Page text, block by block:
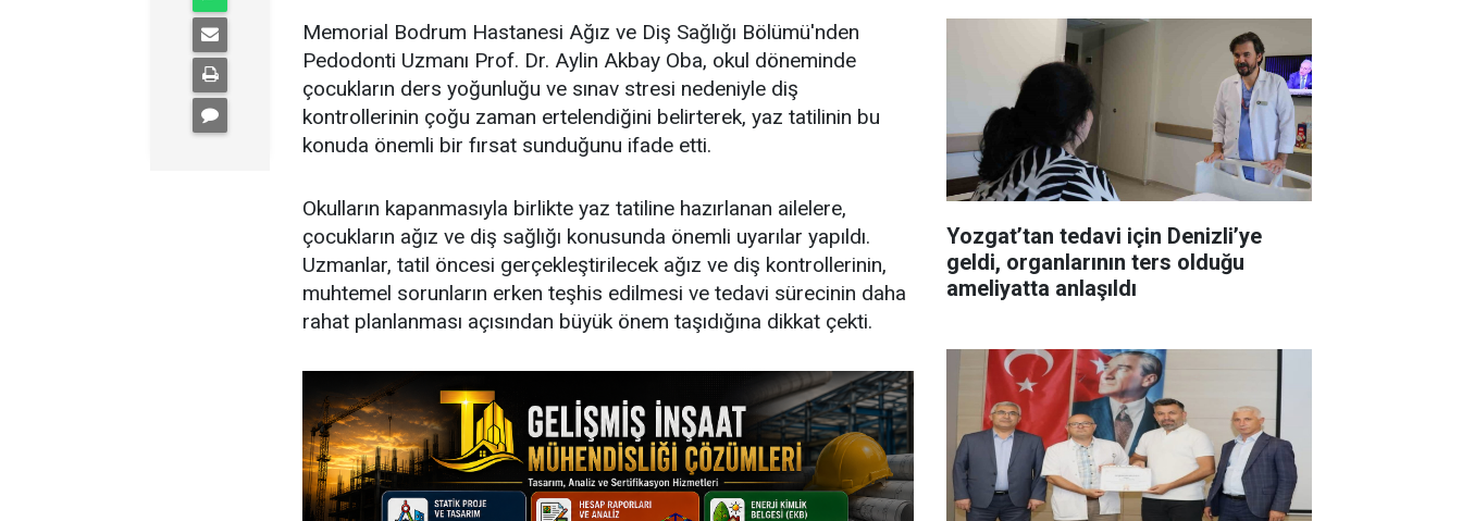
Memorial Bodrum Hastanesi Ağız ve Diş Sağlığı Bölümü'nden
Pedodonti Uzmanı Prof. Dr. Aylin Akbay Oba, okul döneminde
çocukların ders yoğunluğu ve sınav stresi nedeniyle diş
kontrollerinin çoğu zaman ertelendiğini belirterek, yaz tatilinin bu
konuda önemli bir fırsat sunduğunu ifade etti.
Okulların kapanmasıyla birlikte yaz tatiline hazırlanan ailelere,
çocukların ağız ve diş sağlığı konusunda önemli uyarılar yapıldı.
Uzmanlar, tatil öncesi gerçekleştirilecek ağız ve diş kontrollerinin,
muhtemel sorunların erken teşhis edilmesi ve tedavi sürecinin daha
rahat planlanması açısından büyük önem taşıdığına dikkat çekti.
Yozgat’tan tedavi için Denizli’ye
geldi, organlarının ters olduğu
ameliyatta anlaşıldı